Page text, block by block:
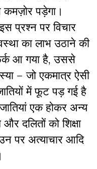
कमज़ोर पड़ेगा।
प्रश्न पर विचार
का लाभ उठाने की
फर्क आ गया है, उससे
– जो एकमात्र ऐसी
में फूट पड़ गई है
एक होकर अन्य
दलितों को शिक्षा
पर अत्याचार आदि